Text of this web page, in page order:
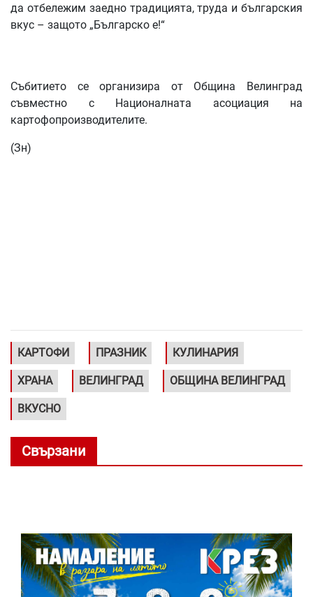
да отбележим заедно традицията, труда и българския
вкус – защото „Българско е!“
Събитието се организира от Община Велинград
съвместно с Националната асоциация на
картофопроизводителите.
(Зн)
КАРТОФИ ПРАЗНИК КУЛИНАРИЯ
ХРАНА ВЕЛИНГРАД ОБЩИНА ВЕЛИНГРАД
ВКУСНО
Свързани